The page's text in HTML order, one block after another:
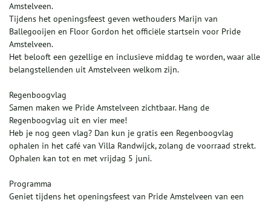
Amstelveen.
Tijdens het openingsfeest geven wethouders Marijn van
Ballegooijen en Floor Gordon het officiële startsein voor Pride
Amstelveen.
Het belooft een gezellige en inclusieve middag te worden, waar alle
belangstellenden uit Amstelveen welkom zijn.
Regenboogvlag
Samen maken we Pride Amstelveen zichtbaar. Hang de
Regenboogvlag uit en vier mee!
Heb je nog geen vlag? Dan kun je gratis een Regenboogvlag
ophalen in het café van Villa Randwijck, zolang de voorraad strekt.
Ophalen kan tot en met vrijdag 5 juni.
Programma
Geniet tijdens het openingsfeest van Pride Amstelveen van een